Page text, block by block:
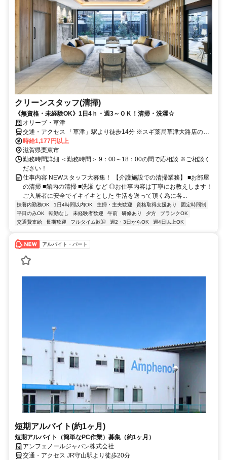
クリーンスタッフ(清掃)
《無資格・未経験OK》1日4ｈ・週3～ＯＫ！清掃・洗濯☆
オリーブ・草津
交通・アクセス 「草津」駅より徒歩14分 ※スギ薬局草津大路店の向
い
時給1,177円以上
滋賀県栗東市
勤務時間詳細 ＜勤務時間＞ 9：00～18：00の間で応相談 ※ご相談く
ださい！
仕事内容 NEWスタッフ大募集！ 【介護施設での清掃業務】 ■お部屋
の清掃 ■館内の清掃 ■洗濯 など ◎お仕事内容は丁寧にお教えします！
ご入居者に安全でイキイキとした 生活を送って頂く為に各...
扶養内勤務OK 1日4時間以内OK 主婦・主夫歓迎 資格取得支援あり
固定時間制
平日のみOK
転勤なし 未経験者歓迎 午前 研修あり 夕方
ブランクOK
交通費支給
長期歓迎 フルタイム歓迎 週2・3日からOK 週4日以上OK
アルバイト・パート
短期アルバイト(約1ヶ月)
短期アルバイト（簡単なPC作業）募集（約1ヶ月）
アンフェノールジャパン株式会社
交通・アクセス JR守山駅より徒歩20分